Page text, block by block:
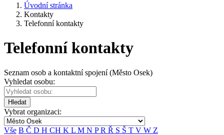
Úvodní stránka
Kontakty
Telefonní kontakty
Telefonní kontakty
Seznam osob a kontaktní spojení (Město Osek)
Vyhledat osobu:
Hledat
Vybrat organizaci:
Vše B Č D H CH K L M N PR Ř S Š T V W Z